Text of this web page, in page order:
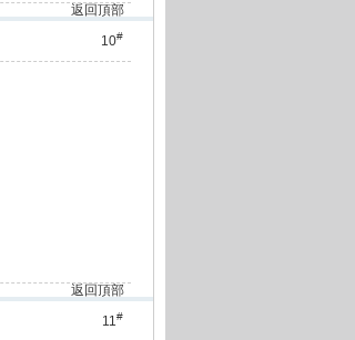
返回頂部
10#
返回頂部
11#